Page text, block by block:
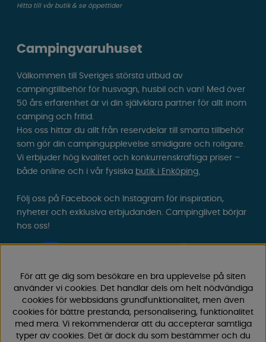
Hitta till vår butik & se öppettider
Campingvaruhuset
Välkommen till Sveriges största utbud av
campingtillbehör för husvagn, husbil och van! Med över
50 års erfarenhet är vi din självklara partner för allt inom
camping och fritid.
Hos oss hittar du allt från reservdelar till smarta tillbehör
som gör din campingupplevelse smidigare och roligare.
Vi erbjuder hög kvalitet och konkurrenskraftiga priser –
både online och i vår fysiska butik i Enköping.
Följ oss på Facebook och Instagram för inspiration,
nyheter och exklusiva erbjudanden. Campinglivet börjar
hos oss!
För att ge dig som besökare en bra upplevelse på siten
använder vi cookies. Det handlar dels om helt nödvändiga
cookies för webbsidans grundfunktionalitet, men även
cookies för bättre prestanda, personalisering, funktionalitet
med mera. Vi rekommenderar att du accepterar samtliga
typer av cookies. Det är dock du som bestämmer och du